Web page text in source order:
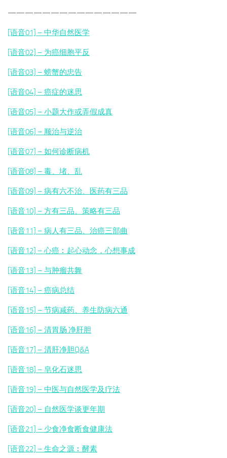
———————————————
[语音01] – 中华自然医学
[语音02] – 为癌细胞平反
[语音03] – 螃蟹的忠告
[语音04] – 癌症的迷思
[语音05] – 小题大作或弄假成真
[语音06] – 顺治与逆治
[语音07] – 如何诊断病机
[语音08] – 毒、堵、乱
[语音09] – 病有六不治、医药有三品
[语音10] – 方有三品、策略有三品
[语音11] – 病人有三品、治癌三部曲
[语音12] – 心癌︰起心动念，心想事成
[语音13] – 与肿瘤共舞
[语音14] – 癌病总结
[语音15] – 节病减药、养生防病六通
[语音16] – 清胃肠 净肝胆
[语音17] – 清肝净胆Q&A
[语音18] – 皂化石迷思
[语音19] – 中医与自然医学及疗法
[语音20] – 自然医学谈更年期
[语音21] – 少食净食断食健康法
[语音22] – 生命之源︰酵素